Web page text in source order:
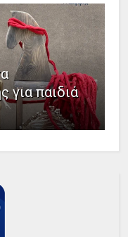
για παιδιά